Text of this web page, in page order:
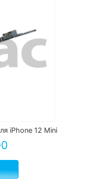
iPhone 12 Mini